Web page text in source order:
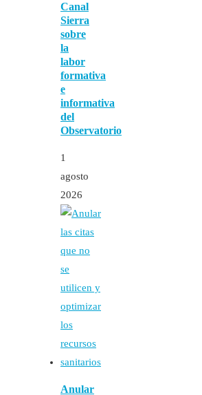
Canal
Sierra
sobre
la
labor
formativa
e
informativa
del
Observatorio
1
agosto
2026
Anular